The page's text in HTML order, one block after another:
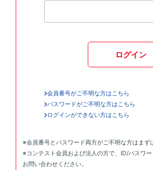
ログイン
会員番号がご不明な方はこちら
パスワードがご不明な方はこちら
ログインができない方はこちら
※会員番号とパスワード両方がご不明な方はまず
※コンテスト会員および法人の方で、ID/パスワ
お問い合わせください。